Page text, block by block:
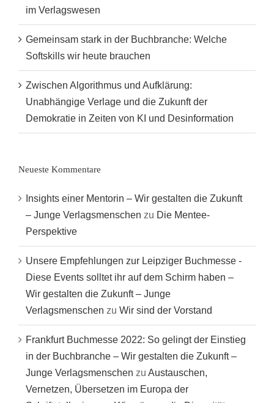
im Verlagswesen
Gemeinsam stark in der Buchbranche: Welche
Softskills wir heute brauchen
Zwischen Algorithmus und Aufklärung:
Unabhängige Verlage und die Zukunft der
Demokratie in Zeiten von KI und Desinformation
Neueste Kommentare
Insights einer Mentorin – Wir gestalten die Zukunft
– Junge Verlagsmenschen zu Die Mentee-
Perspektive
Unsere Empfehlungen zur Leipziger Buchmesse -
Diese Events solltet ihr auf dem Schirm haben –
Wir gestalten die Zukunft – Junge
Verlagsmenschen zu Wir sind der Vorstand
Frankfurt Buchmesse 2022: So gelingt der Einstieg
in der Buchbranche – Wir gestalten die Zukunft –
Junge Verlagsmenschen zu Austauschen,
Vernetzen, Übersetzen im Europa der